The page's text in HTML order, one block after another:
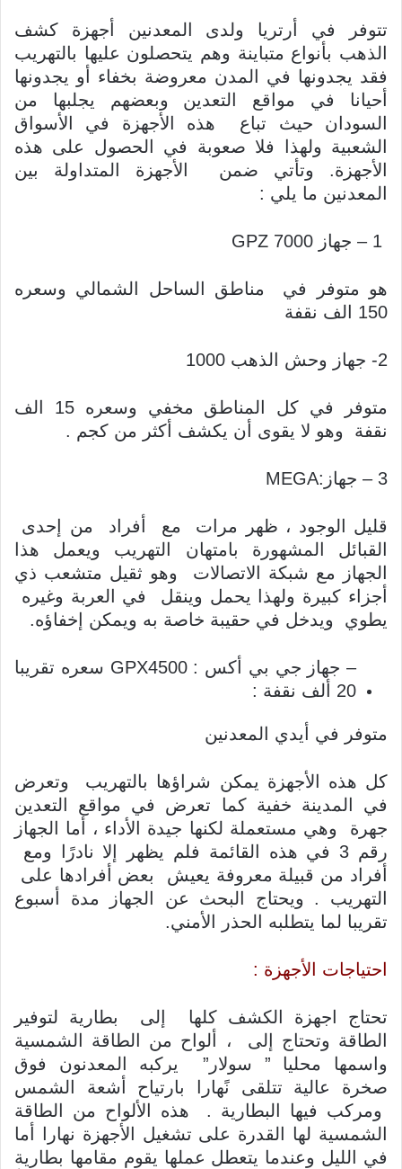
تتوفر في أرتريا ولدى المعدنين أجهزة كشف
الذهب بأنواع متباينة وهم يتحصلون عليها بالتهريب
فقد يجدونها في المدن معروضة بخفاء أو يجدونها
أحيانا في مواقع التعدين وبعضهم يجلبها من
السودان حيث تباع هذه الأجهزة في الأسواق
الشعبية ولهذا فلا صعوبة في الحصول على هذه
الأجهزة. وتأتي ضمن الأجهزة المتداولة بين
المعدنين ما يلي :
هو متوفر في مناطق الساحل الشمالي وسعره
150 الف نقفة
2- جهاز وحش الذهب 1000
متوفر في كل المناطق مخفي وسعره 15 الف
نقفة وهو لا يقوى أن يكشف أكثر من كجم .
3 – جهاز:MEGA
قليل الوجود ، ظهر مرات مع أفراد من إحدى
القبائل المشهورة بامتهان التهريب ويعمل هذا
الجهاز مع شبكة الاتصالات وهو ثقيل متشعب ذي
أجزاء كبيرة ولهذا يحمل وينقل في العربة وغيره
يطوي ويدخل في حقيبة خاصة به ويمكن إخفاؤه.
– جهاز جي بي أكس : GPX4500 سعره تقريبا
20 ألف نقفة :
متوفر في أيدي المعدنين
كل هذه الأجهزة يمكن شراؤها بالتهريب وتعرض
في المدينة خفية كما تعرض في مواقع التعدين
جهرة وهي مستعملة لكنها جيدة الأداء ، أما الجهاز
رقم 3 في هذه القائمة فلم يظهر إلا نادرًا ومع
أفراد من قبيلة معروفة يعيش بعض أفرادها على
التهريب . ويحتاج البحث عن الجهاز مدة أسبوع
تقريبا لما يتطلبه الحذر الأمني.
احتياجات الأجهزة :
تحتاج اجهزة الكشف كلها إلى بطارية لتوفير
الطاقة وتحتاج إلى ، ألواح من الطاقة الشمسية
واسمها محليا ” سولار” يركبه المعدنون فوق
صخرة عالية تتلقى نًهارا بارتياح أشعة الشمس
ومركب فيها البطارية . هذه الألواح من الطاقة
الشمسية لها القدرة على تشغيل الأجهزة نهارا أما
في الليل وعندما يتعطل عملها يقوم مقامها بطارية